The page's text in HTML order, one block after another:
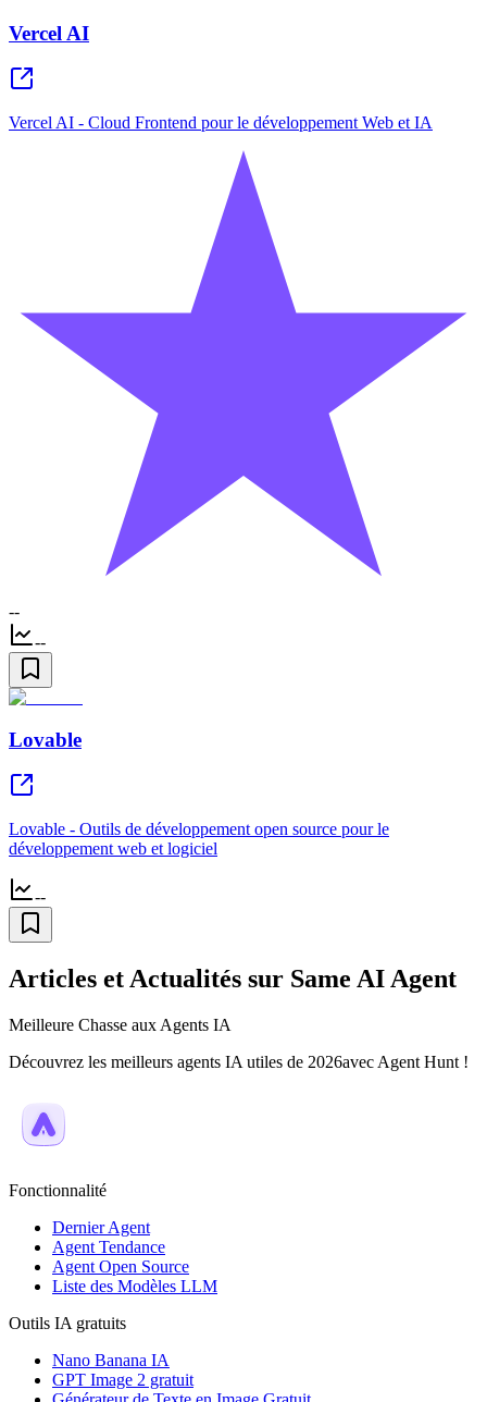
Vercel AI
Vercel AI - Cloud Frontend pour le développement Web et IA
--
--
Lovable
Lovable - Outils de développement open source pour le
développement web et logiciel
--
Articles et Actualités sur Same AI Agent
Meilleure Chasse aux Agents IA
Découvrez les meilleurs agents IA utiles de 2026avec Agent Hunt !
Fonctionnalité
Dernier Agent
Agent Tendance
Agent Open Source
Liste des Modèles LLM
Outils IA gratuits
Nano Banana IA
GPT Image 2 gratuit